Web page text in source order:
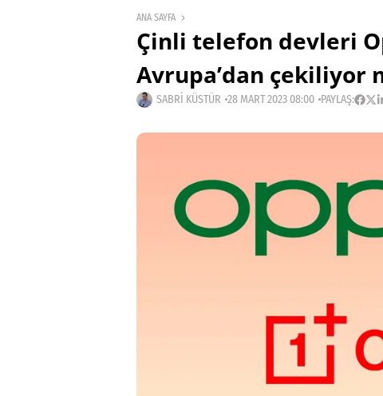
ANA SAYFA
Çinli telefon devleri
Avrupa’dan çekiliyor
SABRI KÜSTÜR 28 MART 2023 08:00 PAYLAŞ: